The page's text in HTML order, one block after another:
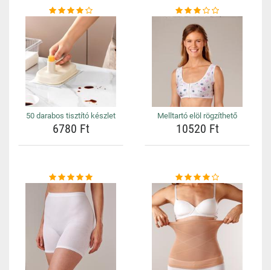
50 darabos tisztító készlet
6780 Ft
Melltartó elöl rögzíthető
10520 Ft